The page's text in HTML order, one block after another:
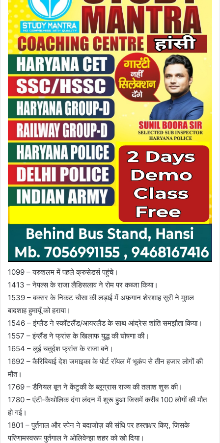
1099 – यरुशलम में पहले क्रुसेडर्स पहुंचे।
1413 – नेपल्स के राजा लैडिसलाव ने रोम पर कब्जा किया।
1539 – बक्सर के निकट चौसा की लड़ाई में अफ़गान शेरशाह सूरी ने मुग़ल
बादशाह हुमायूँ को हराया।
1546 – इंग्लैंड ने स्कॉटलैंड/आयरलैंड के साथ आंद्रेस शांति समझौता किया।
1557 – इंग्लैंड ने फ्रांस के खिलाफ युद्ध की घोषणा की।
1654 – लुई चतुर्दश फ्रांस के राजा बने।
1692 – कैरिबियाई देश जमाइका के पोर्ट राॅयल में भूकंप से तीन हजार लोगों की
मौत।
1769 – डैनियल बून ने केंटुकी के ब्लूग्रास राज्य की तलाश शुरू की।
1780 – एंटी-कैथोलिक दंगा लंदन में शुरू हुआ जिसमें करीब 100 लोगों की मौत
हो गई।
1801 – पुर्तगाल और स्पेन ने बदाजोज़ की संधि पर हस्ताक्षर किए, जिसके
परिणामस्वरूप पुर्तगाल ने ओलिवेन्झा शहर को खो दिया।